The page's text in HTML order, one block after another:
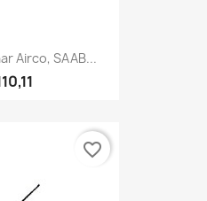
Airco, SAAB...
favorite_border